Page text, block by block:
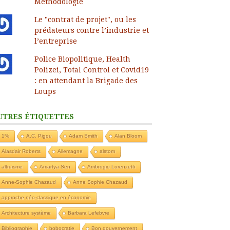
Le "contrat de projet", ou les
prédateurs contre l’industrie et
l’entreprise
Police Biopolitique, Health
Polizei, Total Control et Covid19
: en attendant la Brigade des
Loups
ÉTIQUETTES
1% A.C. Pigou Adam Smith Alan Bloom
Alasdair Roberts Allemagne alstom
altruisme Amartya Sen Ambrogio Lorenzetti
Anne-Sophie Chazaud Anne Sophie Chazaud
approche néo-classique en économie
Architecture système Barbara Lefebvre
Bibliographie bobocratie Bon gouvernement